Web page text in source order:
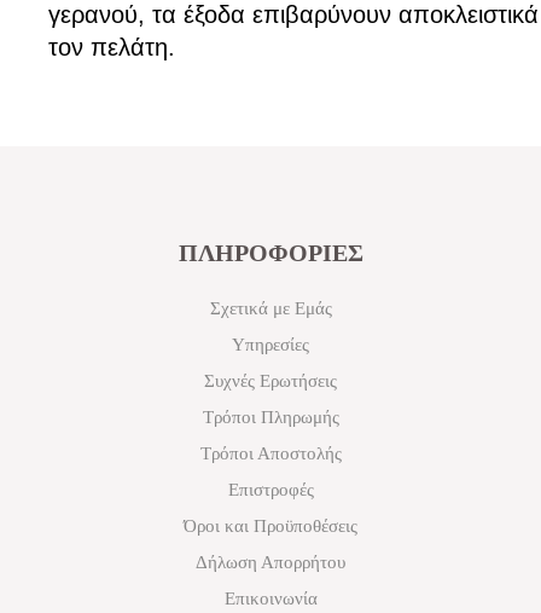
γερανού, τα έξοδα επιβαρύνουν αποκλειστικά
τον πελάτη.
ΠΛΗΡΟΦΟΡΙΕΣ
Σχετικά με Εμάς
Υπηρεσίες
Συχνές Ερωτήσεις
Τρόποι Πληρωμής
Τρόποι Αποστολής
Επιστροφές
Όροι και Προϋποθέσεις
Δήλωση Απορρήτου
Επικοινωνία